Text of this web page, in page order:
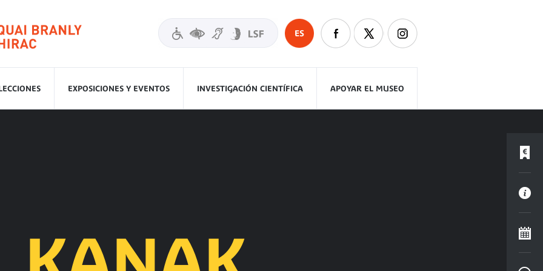
ES
EXPOSICIONES Y EVENTOS INVESTIGACIÓN CIENTÍFICA APOYAR EL MUSEO